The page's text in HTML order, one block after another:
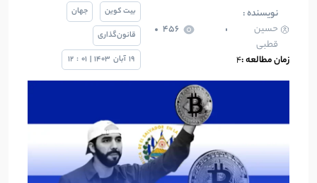
نویسنده :
حسین
قطبی
456
زمان مطالعه :4
بیت کوین
جهان
قانون‌گذاری
19 آبان 1403
|
01
:
12